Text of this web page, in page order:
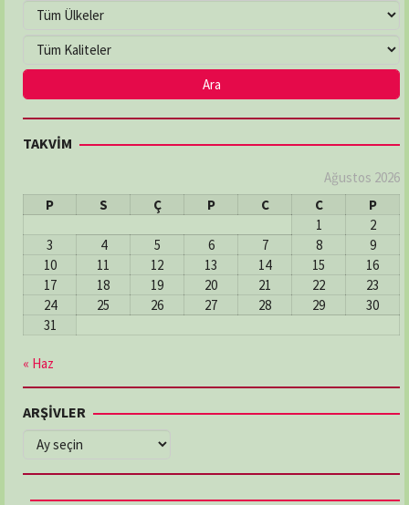
TAKVİM
Ağustos 2026
P
S Ç P C C
P
1
2
3
4 5 6 7 8
9
10
11 12 13 14 15
16
17
18 19 20 21 22
23
24
25 26 27 28 29
30
31
« Haz
ARŞİVLER
ARŞİVLER